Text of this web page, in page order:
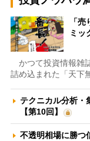
「
ミッ
かつて投資情報雑
詰め込まれた「天下
テクニカル分析・
【第10回】
不透明相場に勝